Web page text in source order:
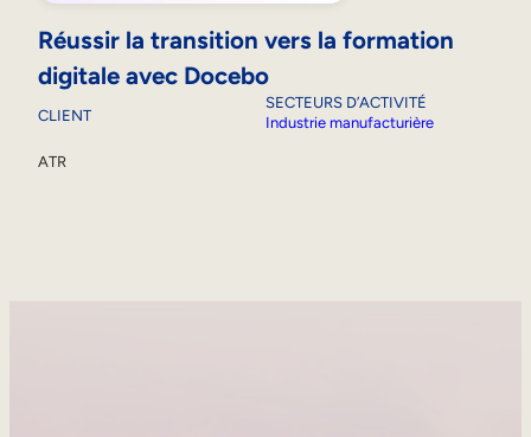
Réussir la transition vers la formation
digitale avec Docebo
CLIENT
ATR
SECTEURS D’ACTIVITÉ
Industrie manufacturière